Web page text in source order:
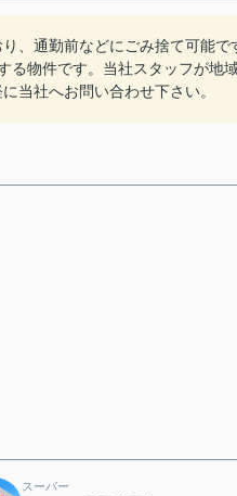
、通勤前などにごみ捨て可能
る物件です。当社スタッフが地
当社へお問い合わせ下さい。
スーパー